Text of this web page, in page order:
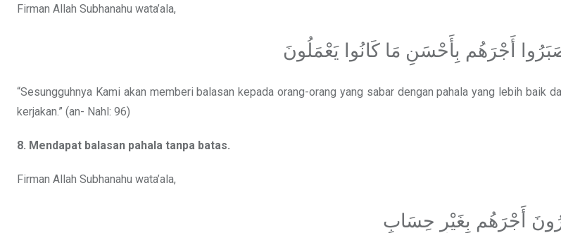
Firman Allah Subhanahu wata’ala,
أَجْرَهُم بِأَحْسَنِ مَا كَانُوا يَعْمَلُونَ
“Sesungguhnya Kami akan memberi balasan kepada orang-orang yang sabar dengan pahala yang lebih baik
kerjakan.” (an- Nahl: 96)
8. Mendapat balasan pahala tanpa batas.
Firman Allah Subhanahu wata’ala,
أَجْرَهُم بِغَيْرِ حِسَابٍ